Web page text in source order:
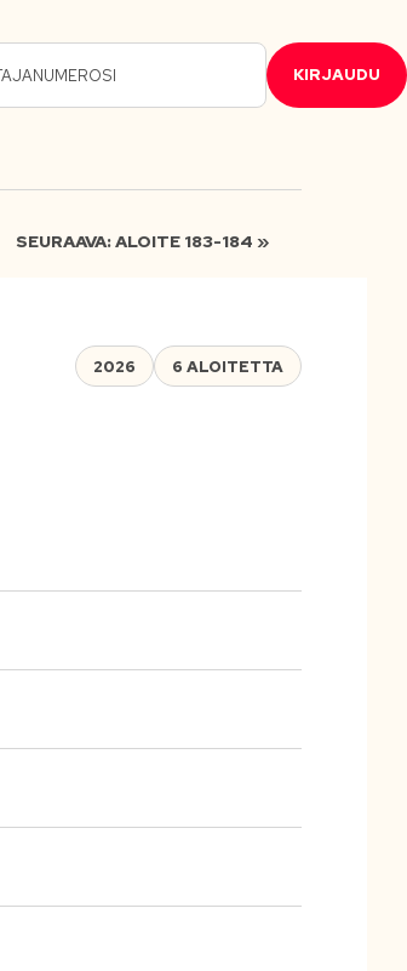
KIRJAUDU
SEURAAVA: ALOITE 183-184 »
2026 6 ALOITETTA